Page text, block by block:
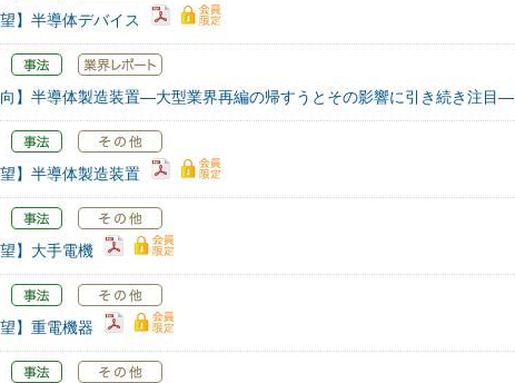
望】半導体デバイス
向】半導体製造装置―大型業界再編の帰すうとその影響に引き続き注目―
望】半導体製造装置
望】大手電機
望】重電機器